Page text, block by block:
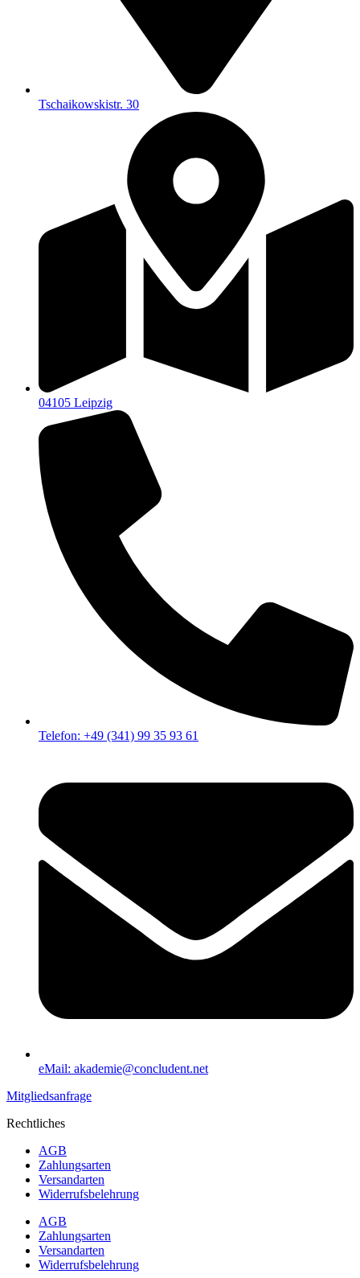
Tschaikowskistr. 30
04105 Leipzig
Telefon: +49 (341) 99 35 93 61
eMail: akademie@concludent.net
Mitgliedsanfrage
Rechtliches
AGB
Zahlungsarten
Versandarten
Widerrufsbelehrung
AGB
Zahlungsarten
Versandarten
Widerrufsbelehrung